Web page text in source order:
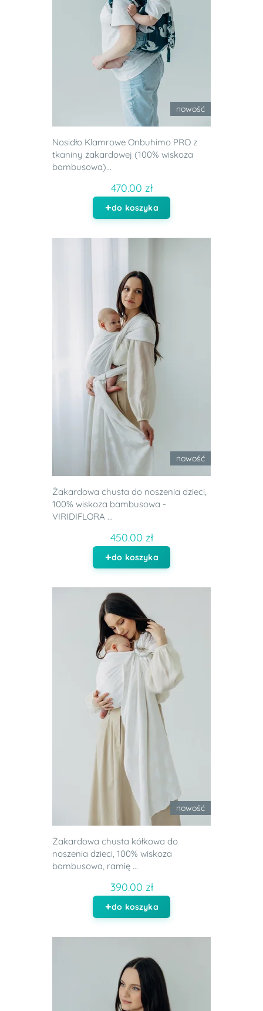
nowość
Nosidło Klamrowe Onbuhimo PRO z
tkaniny żakardowej (100% wiskoza
bambusowa)...
470.00 zł
do koszyka
nowość
Żakardowa chusta do noszenia dzieci,
100% wiskoza bambusowa -
VIRIDIFLORA ...
450.00 zł
do koszyka
nowość
Żakardowa chusta kółkowa do
noszenia dzieci, 100% wiskoza
bambusowa, ramię ...
390.00 zł
do koszyka